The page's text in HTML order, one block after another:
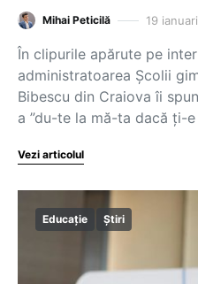
Mihai Peticilă 19
În clipurile apărute pe
administratoarea Școlii
Bibescu din Craiova îi
a ”du-te la mă-ta dacă ți-
Vezi articolul
Educație Știri